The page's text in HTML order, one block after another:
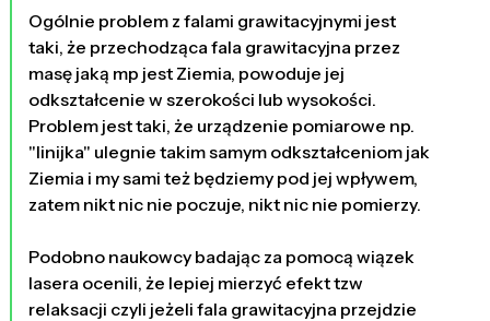
Ogólnie problem z falami grawitacyjnymi jest
taki, że przechodząca fala grawitacyjna przez
masę jaką mp jest Ziemia, powoduje jej
odkształcenie w szerokości lub wysokości.
Problem jest taki, że urządzenie pomiarowe np.
"linijka" ulegnie takim samym odkształceniom jak
Ziemia i my sami też będziemy pod jej wpływem,
zatem nikt nic nie poczuje, nikt nic nie pomierzy.
Podobno naukowcy badając za pomocą wiązek
lasera ocenili, że lepiej mierzyć efekt tzw
relaksacji czyli jeżeli fala grawitacyjna przejdzie